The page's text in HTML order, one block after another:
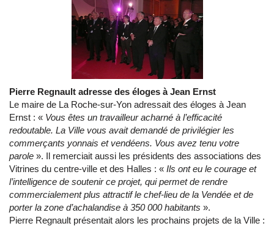
Pierre Regnault adresse des éloges à Jean Ernst
Le maire de La Roche-sur-Yon adressait des éloges à Jean
Ernst : « Vous êtes un travailleur acharné à l’efficacité
redoutable. La Ville vous avait demandé de privilégier les
commerçants yonnais et vendéens. Vous avez tenu votre
parole ». Il remerciait aussi les présidents des associations des
Vitrines du centre-ville et des Halles : « Ils ont eu le courage et
l’intelligence de soutenir ce projet, qui permet de rendre
commercialement plus attractif le chef-lieu de la Vendée et de
porter la zone d’achalandise à 350 000 habitants ».
Pierre Regnault présentait alors les prochains projets de la Ville :